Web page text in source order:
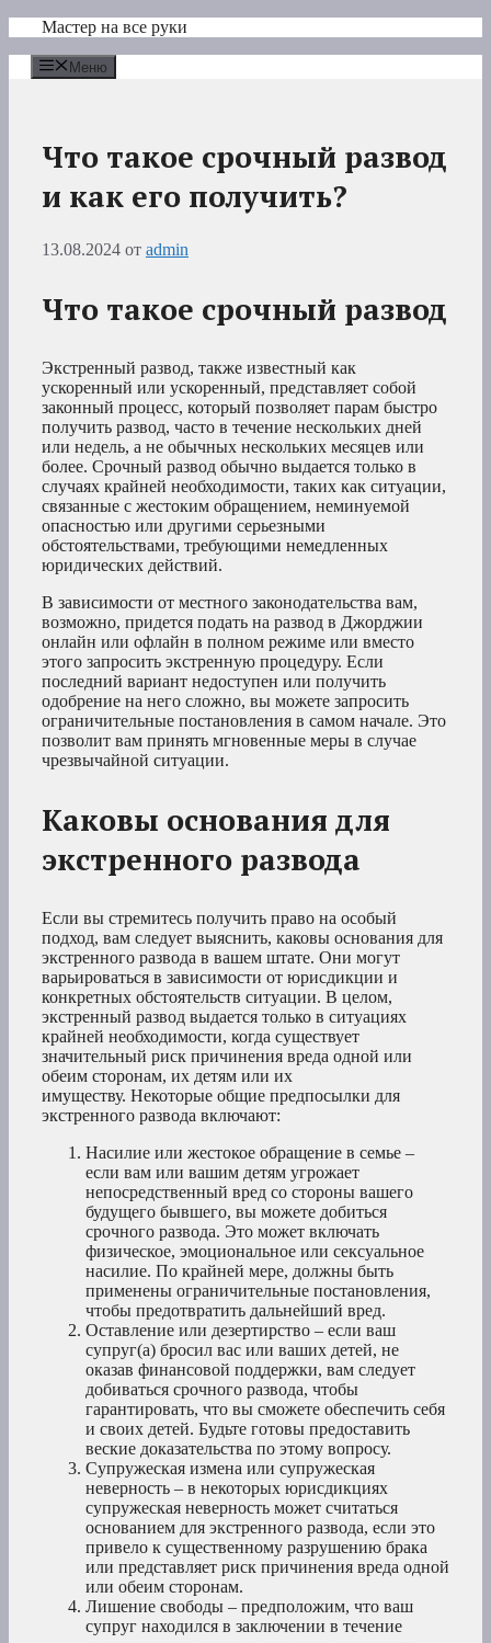
Перейти
содержимому
Мастер на все руки
Меню
Что такое срочный развод
и как его получить?
13.08.2024 от admin
Что такое срочный развод
Экстренный развод, также известный как
ускоренный или ускоренный, представляет собой
законный процесс, который позволяет парам быстро
получить развод, часто в течение нескольких дней
или недель, а не обычных нескольких месяцев или
более. Срочный развод обычно выдается только в
случаях крайней необходимости, таких как ситуации,
связанные с жестоким обращением, неминуемой
опасностью или другими серьезными
обстоятельствами, требующими немедленных
юридических действий.
В зависимости от местного законодательства вам,
возможно, придется подать на развод в Джорджии
онлайн или офлайн в полном режиме или вместо
этого запросить экстренную процедуру. Если
последний вариант недоступен или получить
одобрение на него сложно, вы можете запросить
ограничительные постановления в самом начале. Это
позволит вам принять мгновенные меры в случае
чрезвычайной ситуации.
Каковы основания для
экстренного развода
Если вы стремитесь получить право на особый
подход, вам следует выяснить, каковы основания для
экстренного развода в вашем штате. Они могут
варьироваться в зависимости от юрисдикции и
конкретных обстоятельств ситуации. В целом,
экстренный развод выдается только в ситуациях
крайней необходимости, когда существует
значительный риск причинения вреда одной или
обеим сторонам, их детям или их
имуществу. Некоторые общие предпосылки для
экстренного развода включают:
Насилие или жестокое обращение в семье –
если вам или вашим детям угрожает
непосредственный вред со стороны вашего
будущего бывшего, вы можете добиться
срочного развода. Это может включать
физическое, эмоциональное или сексуальное
насилие. По крайней мере, должны быть
применены ограничительные постановления,
чтобы предотвратить дальнейший вред.
Оставление или дезертирство – если ваш
супруг(а) бросил вас или ваших детей, не
оказав финансовой поддержки, вам следует
добиваться срочного развода, чтобы
гарантировать, что вы сможете обеспечить себя
и своих детей. Будьте готовы предоставить
веские доказательства по этому вопросу.
Супружеская измена или супружеская
неверность – в некоторых юрисдикциях
супружеская неверность может считаться
основанием для экстренного развода, если это
привело к существенному разрушению брака
или представляет риск причинения вреда одной
или обеим сторонам.
Лишение свободы – предположим, что ваш
супруг находился в заключении в течение